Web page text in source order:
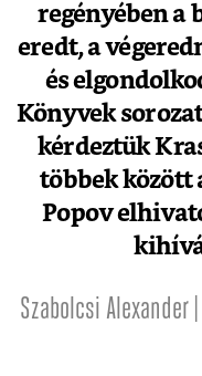
regényében a
eredt, a
és
Könyvek
kérdeztük
többek között
Popov
Szabolcsi Alexander